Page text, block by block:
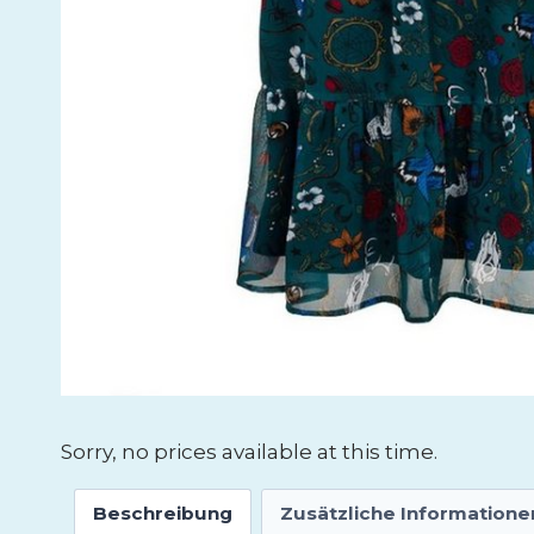
Sorry, no prices available at this time.
Beschreibung Zusätzliche